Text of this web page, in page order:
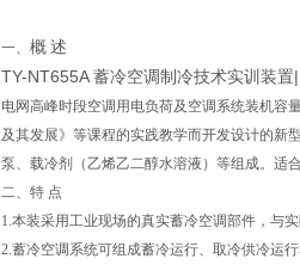
一、 概述
TY-NT655A 蓄冷空调制冷技术实训装
电网高峰时段空调用电负荷及空调系统装机容
及其发展》等课程的实践教学而开发设计的新
泵、载冷剂（乙烯乙二醇水溶液）等组成。适
二、特 点
1.本装采用工业现场的真实蓄冷空调部件，与实
2.蓄冷空调系统可组成蓄冷运行、取冷供冷运